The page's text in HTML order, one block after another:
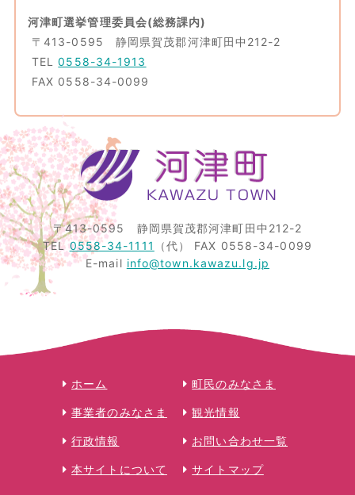
河津町選挙管理委員会(総務課内)
〒413-0595 静岡県賀茂郡河津町田中212-2
TEL0558-34-1913
FAX 0558-34-0099
〒413-0595 静岡県賀茂郡河津町田中212-2
TEL0558-34-1111 （代） FAX 0558-34-0099
E-mail info@town.kawazu.lg.jp
ホーム 町民のみなさま
事業者のみなさま 観光情報
行政情報 お問い合わせ一覧
本サイトについて サイトマップ